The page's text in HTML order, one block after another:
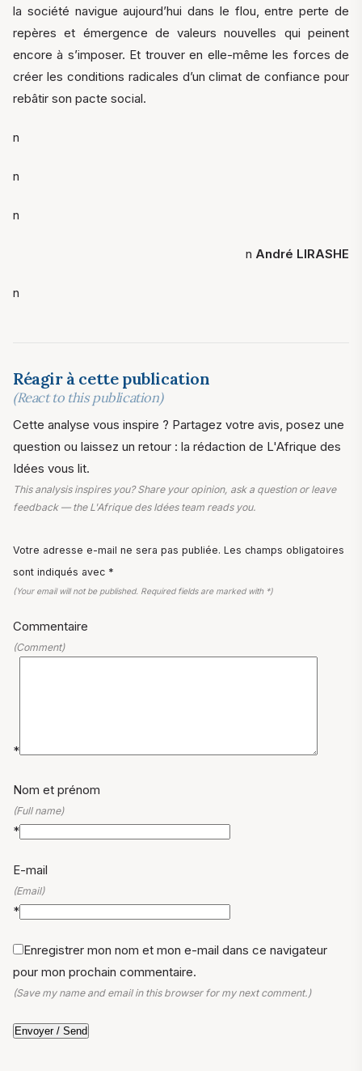
la société navigue aujourd’hui dans le flou, entre perte de
repères et émergence de valeurs nouvelles qui peinent
encore à s’imposer. Et trouver en elle-même les forces de
créer les conditions radicales d’un climat de confiance pour
rebâtir son pacte social.
n
n
n
n André LIRASHE
n
Réagir à cette publication
(React to this publication)
Cette analyse vous inspire ? Partagez votre avis, posez une
question ou laissez un retour : la rédaction de L'Afrique des
Idées vous lit.
This analysis inspires you? Share your opinion, ask a question or leave
feedback — the L'Afrique des Idées team reads you.
Votre adresse e-mail ne sera pas publiée. Les champs obligatoires
sont indiqués avec *
(Your email will not be published. Required fields are marked with *)
Commentaire
(Comment)
*
Nom et prénom
(Full name)
*
E-mail
(Email)
*
Enregistrer mon nom et mon e-mail dans ce navigateur
pour mon prochain commentaire.
(Save my name and email in this browser for my next comment.)